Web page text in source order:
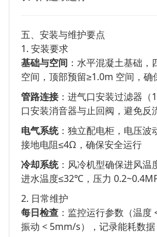
五、安装与维护要点
1. 安装要求
基础与空间 ：水平混凝土基础
空间，顶部预留≥1.0m 空间，确
管路连接：进气口安装过滤器（
口安装消音器与止回阀，避免反
电气系统：独立配电柜，电压波
接地电阻≤4Ω，确保安全运行
冷却系统：风冷机型确保进风
进水温度≤32℃，压力
2. 日常维护
每日检查 ：监控运行参数（温度
振动 < 5mm/s），记录能耗数据